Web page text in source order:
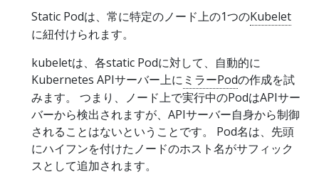
Static Podは、常に特定のノード上の1つのKubelet
に紐付けられます。
kubeletは、各static Podに対して、自動的に
Kubernetes APIサーバー上に ミラーPodの作成を試
みます。 つまり、ノード上で実行中のPodはAPIサー
バーから検出されますが、APIサーバー自身から制御
されることはないということです。 Pod名は、先頭
にハイフンを付けたノードのホスト名がサフィック
スとして追加されます。